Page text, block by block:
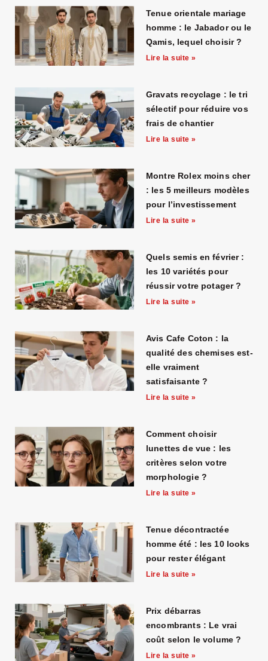
Tenue orientale mariage
homme : le Jabador ou le
Qamis, lequel choisir ?
Lire la suite »
Gravats recyclage : le tri
sélectif pour réduire vos
frais de chantier
Lire la suite »
Montre Rolex moins cher
: les 5 meilleurs modèles
pour l’investissement
Lire la suite »
Quels semis en février :
les 10 variétés pour
réussir votre potager ?
Lire la suite »
Avis Cafe Coton : la
qualité des chemises est-
elle vraiment
satisfaisante ?
Lire la suite »
Comment choisir
lunettes de vue : les
critères selon votre
morphologie ?
Lire la suite »
Tenue décontractée
homme été : les 10 looks
pour rester élégant
Lire la suite »
Prix débarras
encombrants : Le vrai
coût selon le volume ?
Lire la suite »